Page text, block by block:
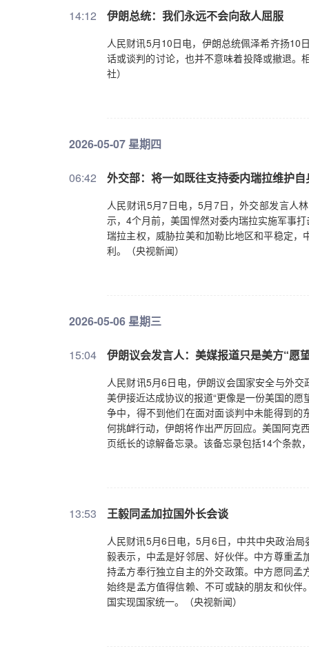
关系，为两国经贸合作明确了方向，提供了
平等协商是唯一正确选择。两国经贸团队达
贸易理事会和投资理事会，解决彼此农产品
就有关细节进行磋商，将尽快锁定成果，共
席同特朗普总统始终就国际和地区热点问题
各自的方式做了很多劝和促谈工作。复杂问
多亿人民的利益。中方愿同美方一道，共同落
世界和平发展作出更多贡献。（新华社）
14:12 伊朗总统：我们永远不会向敌人屈服
人民财讯5月10日电，伊朗总统佩泽希齐扬10
话或谈判的讨论，也并不意味着投降或撤退。
社）
2026-05-07 星期四
06:42 外交部：将一如既往支持委内瑞拉维护自
人民财讯5月7日电，5月7日，外交部发言人
示，4个月前，美国悍然对委内瑞拉实施军事
瑞拉主权，威胁拉美和加勒比地区和平稳定
利。（央视新闻）
2026-05-06 星期三
15:04 伊朗议会发言人：美媒报道只是美方“愿
人民财讯5月6日电，伊朗议会国家安全与外
美伊接近达成协议的报道“更像是一份美国的
争中，得不到他们在面对面谈判中未能得到
何挑衅行动，伊朗将作出严厉回应。美国阿克
页纸长的谅解备忘录。该备忘录包括14个条款
13:53 王毅同孟加拉国外长会谈
人民财讯5月6日电，5月6日，中共中央政治
毅表示，中孟是好邻居、好伙伴。中方尊重
持孟方奉行独立自主的外交政策。中方愿同
始终是孟方值得信赖、不可或缺的朋友和伙
国实现国家统一。（央视新闻）